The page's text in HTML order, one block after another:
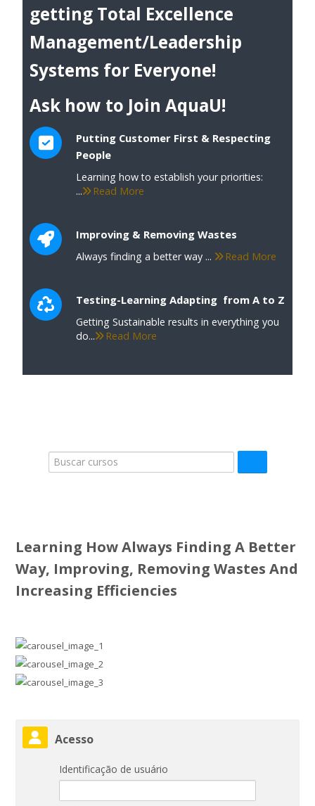
getting Total Excellence
Management/Leadership
Systems for Everyone!
Ask how to Join AquaU!
Putting Customer First & Respecting
People
Learning how to establish your priorities:
...
Read More
Improving & Removing Wastes
Always finding a better way ... Read More
Testing-Learning Adapting from A to Z
Getting Sustainable results in everything you
do...
Read More
Buscar cursos
Buscar
Learning How Always Finding A Better
Way, Improving, Removing Wastes And
Increasing Efficiencies
Pular Acesso
Acesso
Identificação de usuário